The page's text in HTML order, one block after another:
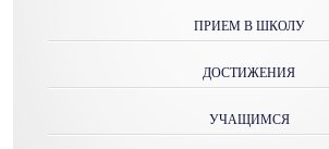
ПРИЕМ В ШКОЛУ
ДОСТИЖЕНИЯ
УЧАЩИМСЯ